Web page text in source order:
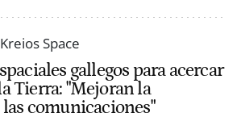
gallegos para acercar
Tierra: "Mejoran la
comunicaciones"